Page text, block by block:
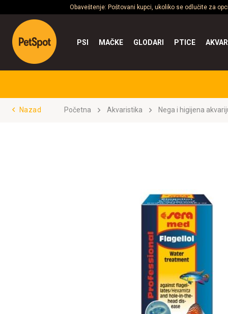
Obaveštenje: Poštovani kupci, ukoliko se odlučite za
PSI MAČKE GLODARI PTICE
Nazad Početna Akvaristika Nega i higijena